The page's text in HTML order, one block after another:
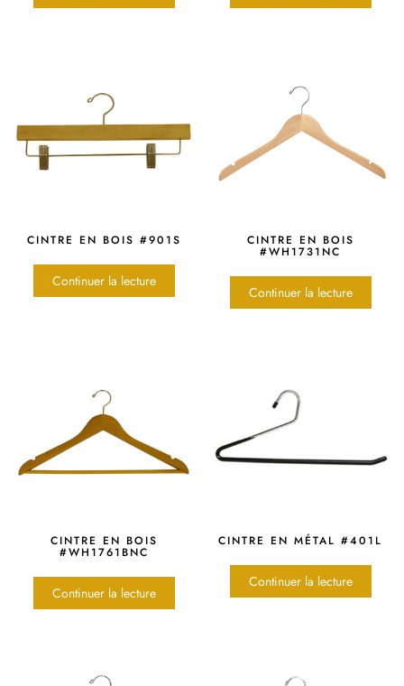
CINTRE EN BOIS #901S
Continuer la lecture
CINTRE EN BOIS
#WH1731NC
Continuer la lecture
CINTRE EN BOIS
#WH1761BNC
Continuer la lecture
CINTRE EN MÉTAL #401L
Continuer la lecture